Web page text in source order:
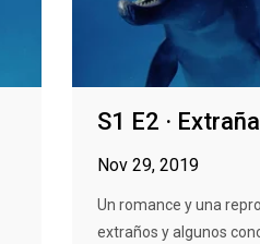
S1 E2 ·
Nov 29, 2019
Un romance y una
extraños y algunos